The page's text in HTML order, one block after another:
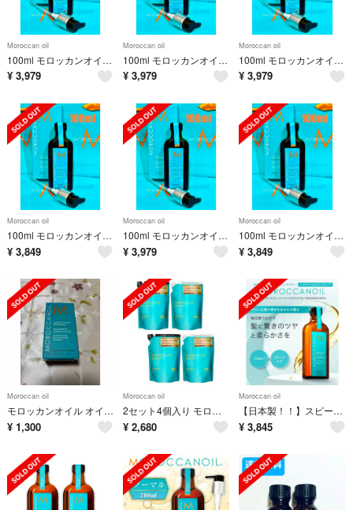
Moroccan oil
100ml モロッカンオイル MOROCCANOIL トリートメント 国内正規品
¥ 3,979
Moroccan oil
100ml モロッカンオイル MOROCCANOIL トリートメント 国内正規
¥ 3,979
Moroccan oil
100ml モロッカンオイル MOROCCANOIL トリートメント 国内正規
¥ 3,979
Moroccan oil
100ml モロッカンオイル MOROCCANOIL トリートメント 国内正規品
¥ 3,849
Moroccan oil
100ml モロッカンオイル MOROCCANOIL トリートメント 国内正規品
¥ 3,979
Moroccan oil
100ml モロッカンオイル MOROCCANOIL トリートメント 国内正規品
¥ 3,849
Moroccan oil
モロッカンオイル オイルトリートメント
¥ 1,300
Moroccan oil
2セット4個入り モロッカンビューティモイスト シャンプー＆トリートメント詰替用
¥ 2,680
Moroccan oil
【日本製！！】スピード発送！！モロッカンオイル 100ml ポンプ付き！！
¥ 3,845